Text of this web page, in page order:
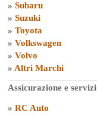
» Subaru
» Suzuki
» Toyota
» Volkswagen
» Volvo
» Altri Marchi
Assicurazione e servizi
» RC Auto